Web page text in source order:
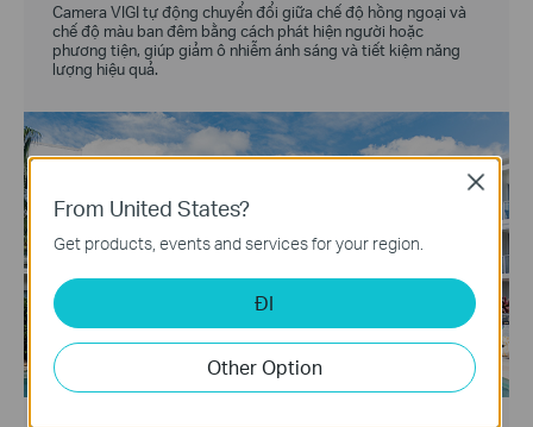
Camera VIGI tự động chuyển đổi giữa chế độ hồng ngoại và
chế độ màu ban đêm bằng cách phát hiện người hoặc
phương tiện, giúp giảm ô nhiễm ánh sáng và tiết kiệm năng
lượng hiệu quả.
From United States?
Get products, events and services for your region.
ĐI
Other Option
Close